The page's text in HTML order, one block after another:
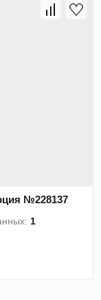
№228137
1